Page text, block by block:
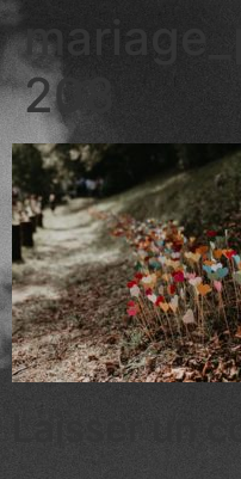
208
Laisser un